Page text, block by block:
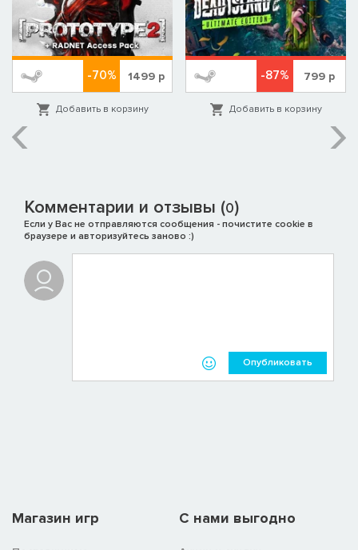
-70% 1499р
Добавить в корзину
-87% 799 р
Добавить в корзину
Комментарии и отзывы (0)
Если у Вас не отправляются сообщения - почистите cookie в
браузере и авторизуйтесь заново :)
Опубликовать
Магазин игр C нами выгодно